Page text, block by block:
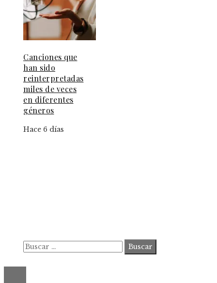
Canciones que
han sido
reinterpretadas
miles de veces
en diferentes
géneros
Hace 6 días
Buscar: